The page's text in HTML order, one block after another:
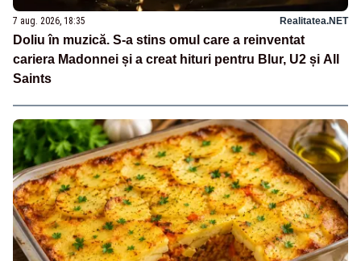
7 aug. 2026, 18:35 Realitatea.NET
Doliu în muzică. S-a stins omul care a reinventat
cariera Madonnei și a creat hituri pentru Blur, U2 și All
Saints